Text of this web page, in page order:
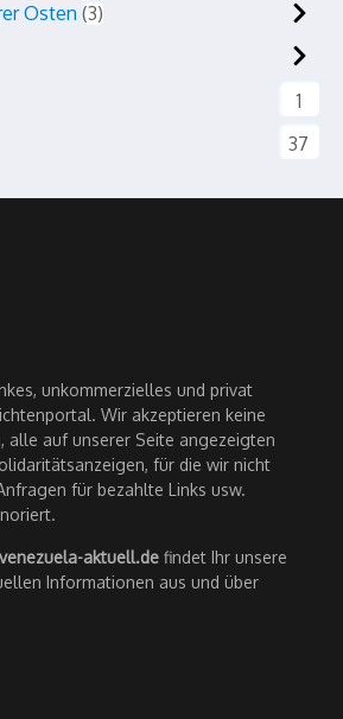
Osten 3
1
37
unkommerzielles und privat
Wir akzeptieren keine
alle auf unserer Seite angezeigten
für die wir nicht
für bezahlte Links usw.
venezuela-aktuell.de findet Ihr unsere
Informationen aus und über